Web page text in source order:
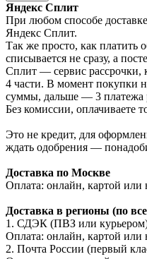
Яндекс Сплит
При любом способе
Яндекс Сплит.
Так же просто, как платить
списывается не сразу, а
Сплит — сервис рассрочки,
4 части. В момент покупки
суммы, дальше — 3 платежа
Без комиссии, оплачиваете
Это не кредит, для
ждать одобрения —
Доставка по Москве
Оплата: онлайн, картой
Доставка в регионы (по
1. СДЭК (ПВЗ или
Оплата: онлайн, картой
2. Почта России (первый